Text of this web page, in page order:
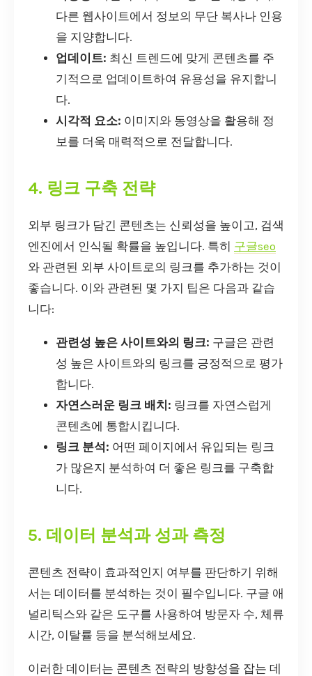
다른 웹사이트에서 정보의 무단 복사나 인용
을 지양합니다.
업데이트: 최신 트렌드에 맞게 콘텐츠를 주
기적으로 업데이트하여 유용성을 유지합니
다.
시각적 요소: 이미지와 동영상을 활용해 정
보를 더욱 매력적으로 전달합니다.
4. 링크 구축 전략
외부 링크가 담긴 콘텐츠는 신뢰성을 높이고, 검색
엔진에서 인식될 확률을 높입니다. 특히 구글seo
와 관련된 외부 사이트로의 링크를 추가하는 것이
좋습니다. 이와 관련된 몇 가지 팁은 다음과 같습
니다:
관련성 높은 사이트와의 링크: 구글은 관련
성 높은 사이트와의 링크를 긍정적으로 평가
합니다.
자연스러운 링크 배치: 링크를 자연스럽게
콘텐츠에 통합시킵니다.
링크 분석: 어떤 페이지에서 유입되는 링크
가 많은지 분석하여 더 좋은 링크를 구축합
니다.
5. 데이터 분석과 성과 측정
콘텐츠 전략이 효과적인지 여부를 판단하기 위해
서는 데이터를 분석하는 것이 필수입니다. 구글 애
널리틱스와 같은 도구를 사용하여 방문자 수, 체류
시간, 이탈률 등을 분석해보세요.
이러한 데이터는 콘텐츠 전략의 방향성을 잡는 데